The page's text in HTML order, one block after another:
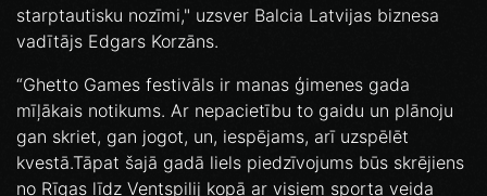
starptautisku nozīmi," uzsver Balcia Latvijas biznesa
vadītājs Edgars Korzāns.
“Ghetto Games festivāls ir manas ģimenes gada
mīļākais notikums. Ar nepacietību to gaidu un plānoju
gan skriet, gan jogot, un, iespējams, arī uzspēlēt
kvestā.Tāpat šajā gadā liels piedzīvojums būs skrējiens
no Rīgas līdz Ventspilij kopā ar visiem sporta veida